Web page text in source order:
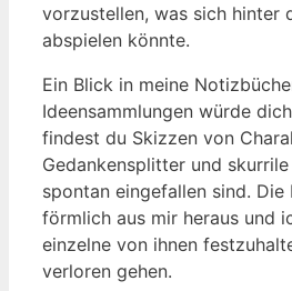
vorzustellen, was sich hinter
abspielen könnte.
Ein Blick in meine
Ideensammlungen würde
findest du Skizzen von
Gedankensplitter und
spontan eingefallen sind. Die
förmlich aus mir heraus und
einzelne von ihnen
verloren gehen.